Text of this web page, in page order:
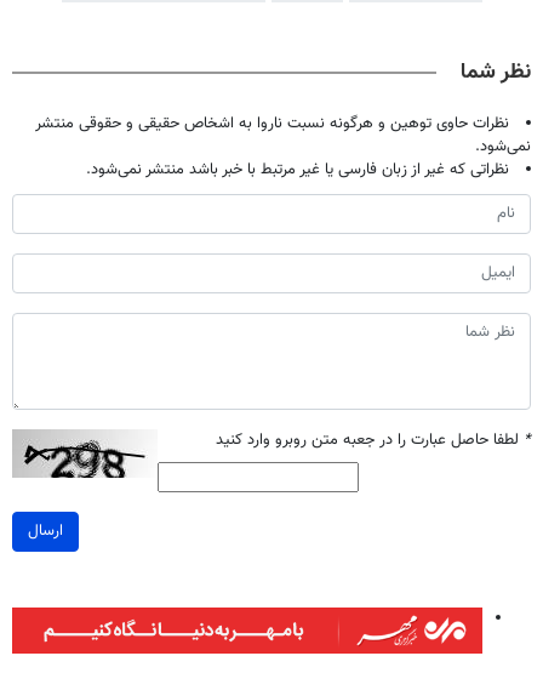
نظر شما
نظرات حاوی توهین و هرگونه نسبت ناروا به اشخاص حقیقی و حقوقی منتشر
نمی‌شود.
نظراتی که غیر از زبان فارسی یا غیر مرتبط با خبر باشد منتشر نمی‌شود.
* لطفا حاصل عبارت را در جعبه متن روبرو وارد کنید
ارسال